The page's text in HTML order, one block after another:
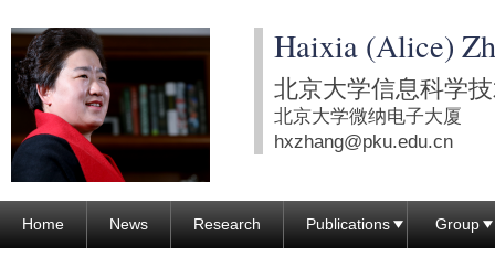
转
到
页
主
要
Haixia (Alice)
北京大学信息科学
北京大学微纳电子大厦
hxzhang@pku.edu.cn
Home News Research Publications Group